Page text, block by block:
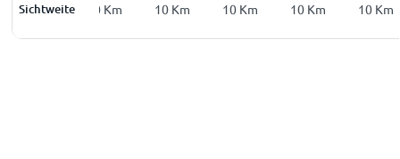
Sichtweite
9Km 10 Km 10 Km 10 Km 10 Km 10 Km